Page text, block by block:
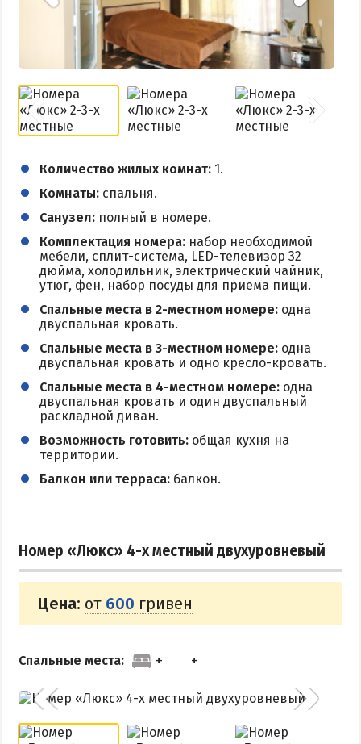
Отели Приморского Посада
КУРОРТЫ БЕЛОСАРАЙСКОГО ЗАЛИВА
Азовская Ялта
Бабах-Тарама
Белосарайская коса
Мелекино
Урзуф
Юрьевка
АЗОВСКОЕ МОРЕ
Все отели и базы отдыха на Азовском море
Цены 2026 по Азовскому морю в целом
Виндсерфинг на Азовском море
Отдых на Азовском море с детьми
Поездки на море — лайфхаки
ЧЕРНОЕ МОРЕ
Затока
Скадовск
Хорлы
СЛУЖБА БРОНИРОВАНИЯ
Количество жилых комнат: 1.
Комнаты: спальня.
Санузел: полный в номере.
Комплектация номера: набор необходимой
мебели, сплит-система, LED-телевизор 32
дюйма, холодильник, электрический чайник,
утюг, фен, набор посуды для приема пищи.
Спальные места в 2-местном номере: одна
двуспальная кровать.
Спальные места в 3-местном номере: одна
двуспальная кровать и одно кресло-кровать.
Спальные места в 4-местном номере: одна
двуспальная кровать и один двуспальный
раскладной диван.
Возможность готовить: общая кухня на
территории.
Балкон или терраса: балкон.
Номер «Люкс» 4-х местный двухуровневый
Цена: от 600 гривен
Спальные места: